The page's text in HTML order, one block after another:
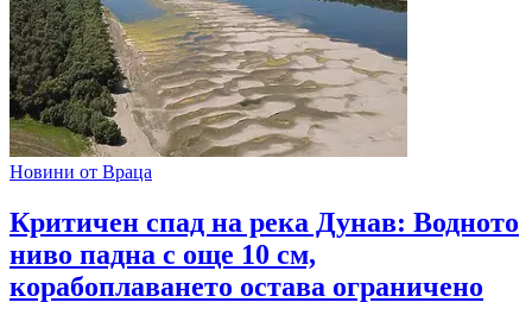
Новини от Враца
Критичен спад на река Дунав: Водното
ниво падна с още 10 см,
корабоплаването остава ограничено